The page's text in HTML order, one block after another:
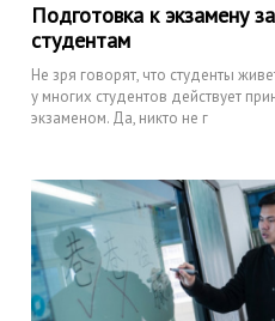
Подготовка к экзамену
студентам
Не зря говорят, что студенты
у многих студентов действует
экзаменом. Да, никто не г